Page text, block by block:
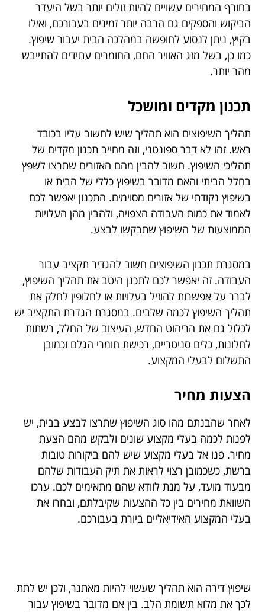
בחורף המחירים עשויים להיות זולים יותר בשל היעדר
הביקוש והספקים גם הרבה יותר זמינים בעבורכם, ואילו
בקיץ, ניתן לנסוע לחופשה במהלכה הבית יעבור שיפוץ.
כמו כן, בשל מזג האוויר החם, החומרים עתידים להתייבש
מהר יותר.
תכנון מקדים ומושכל
תהליך השיפוצים הוא תהליך שיש לחשוב עליו בכובד
ראש. זהו לא דבר ספונטני, וזה מחייב תכנון מקדים של
תהליכי השיפוץ. חשוב להבין מהם האזורים שתרצו לשפץ
בחלל הביתי והאם מדובר בשיפוץ כללי של הבית או
בשיפוץ נקודתי של אזורים מסוימים. התכנון יאפשר לכם
לאמוד את כמות העבודה הצפויה, ולהבין מהן העלויות
הממוצעות של השיפוץ שתבקשו לבצע.
במסגרת תכנון השיפוצים חשוב להגדיר תקציב עבור
העבודה. זה יאפשר לכם לתכנן היטב את תהליך השיפוץ,
לברר על אפשרות להוזיל בעלויות או לחלופין לחלק את
תהליך השיפוץ לכמה שלבים. במסגרת הגדרת התקציב יש
לכלול גם את הריהוט החדש, העיצוב של החלל, רשתות
לחלונות, כלים סניטריים, רכישת חומרי הגלם וכמובן
התשלום לבעלי המקצוע.
הצעות מחיר
לאחר שהבנתם מהו סוג השיפוץ שתרצו לבצע בבית, יש
לפנות לכמה בעלי מקצוע שונים ולבקש מהם הצעת
מחיר. פנו אל בעלי מקצוע שיש להם ביקורות טובות
ברשת, כשכמובן רצוי לראות את תיק העבודות שלהם
מבעוד מועד, על מנת לוודא שהם מתאימים לכם. ערכו
השוואת מחירים בין כל ההצעות שקיבלתם, ובחרו את
בעלי המקצוע האידיאליים ביורת בעבורכם.
שיפוץ דירה הוא תהליך שעשוי להיות מאתגר, ולכן יש לתת
לכך את מלוא תשומת הלב. בין אם מדובר בשיפוץ עבור